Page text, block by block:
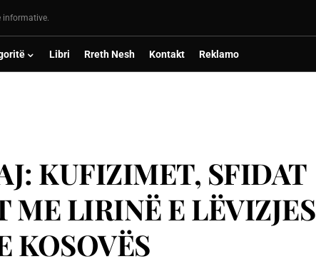
informative.
Libri Rreth Nesh Kontakt Reklamo
KUFIZIMET, SFIDAT
ME LIRINË E LËVIZJES
KOSOVËS